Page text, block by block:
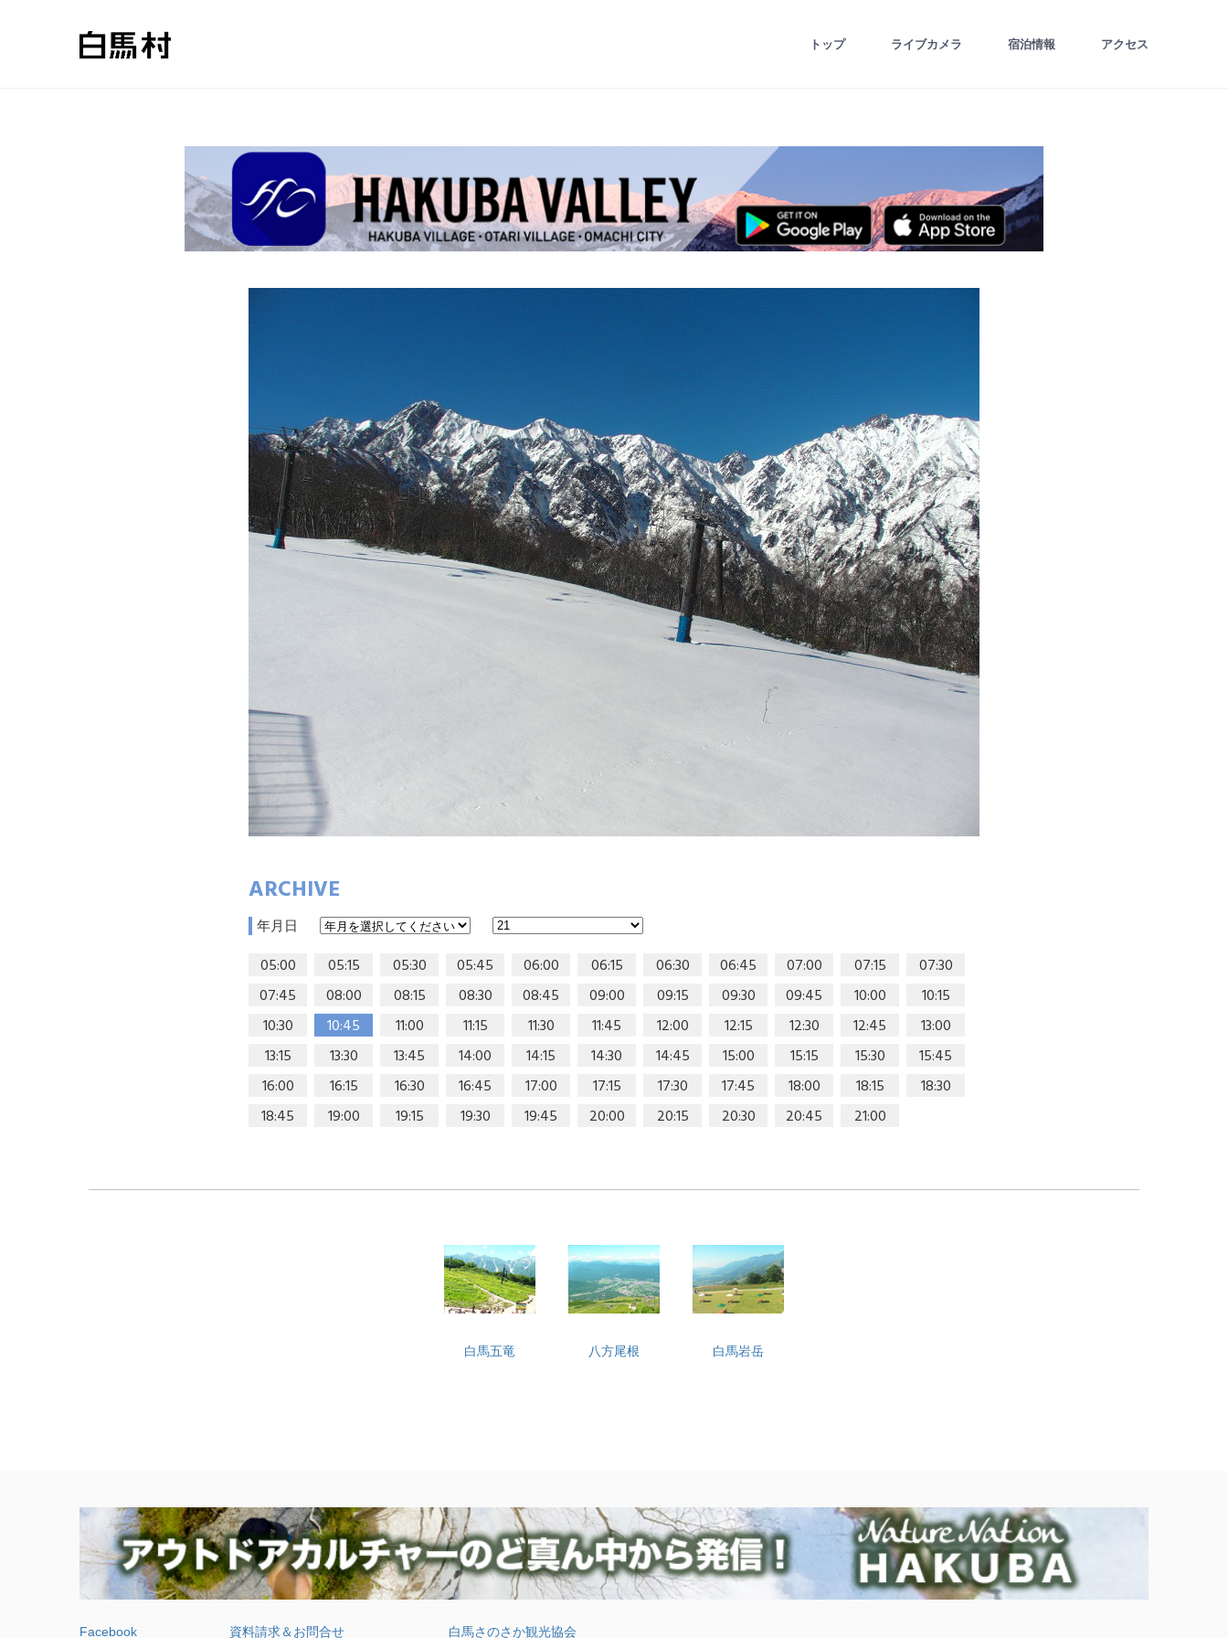
トップ ライブカメラ 宿泊情報 アクセス
ARCHIVE
年月日
05:00 05:15 05:30 05:45 06:00 06:15 06:30 06:45 07:00 07:15
07:30
07:45
08:00 08:15 08:30 08:45 09:00 09:15 09:30 09:45 10:00
10:15
10:30
10:45 11:00 11:15 11:30 11:45 12:00 12:15 12:30 12:45
13:00
13:15
13:30 13:45 14:00 14:15 14:30 14:45 15:00 15:15 15:30
15:45
16:00
16:15 16:30 16:45 17:00 17:15 17:30 17:45 18:00 18:15
18:30
18:45
19:00 19:15 19:30 19:45 20:00 20:15 20:30 20:45 21:00
白馬五竜 八方尾根 白馬岩岳